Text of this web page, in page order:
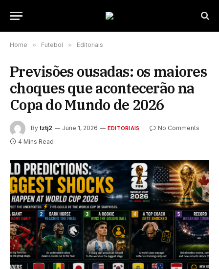
Home » Futebol » Editoriais
Previsões ousadas: os maiores
choques que acontecerão na
Copa do Mundo de 2026
By tztj2 June 1, 2026 EDITORIAIS
No Comments
4 Mins Read